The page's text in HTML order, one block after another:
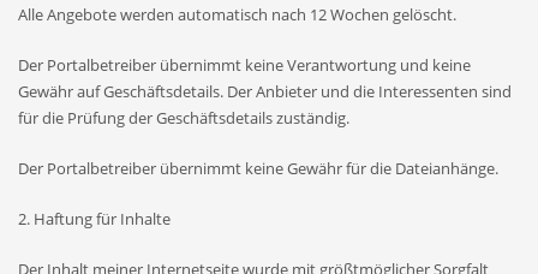
Alle Angebote werden automatisch nach 12 Wochen gelöscht.
Der Portalbetreiber übernimmt keine Verantwortung und keine
Gewähr auf Geschäftsdetails. Der Anbieter und die Interessenten sind
für die Prüfung der Geschäftsdetails zuständig.
Der Portalbetreiber übernimmt keine Gewähr für die Dateianhänge.
2. Haftung für Inhalte
Der Inhalt meiner Internetseite wurde mit größtmöglicher Sorgfalt